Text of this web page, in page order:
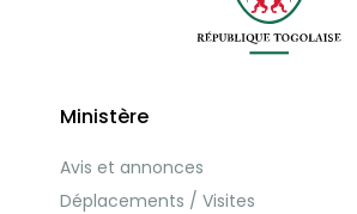
Ministère
Avis et annonces
Déplacements / Visites